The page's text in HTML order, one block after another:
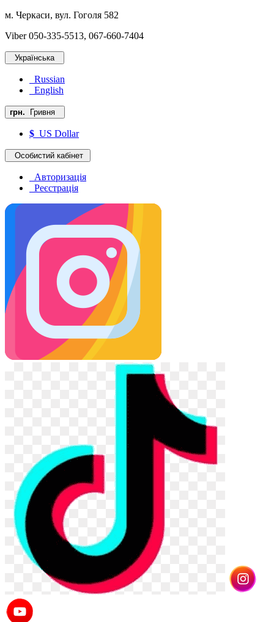
м. Черкаси, вул. Гоголя 582
Viber 050-335-5513, 067-660-7404
Українська
Russian
English
грн. Гривня
$ US Dollar
Особистий кабінет
Авторизація
Реєстрація